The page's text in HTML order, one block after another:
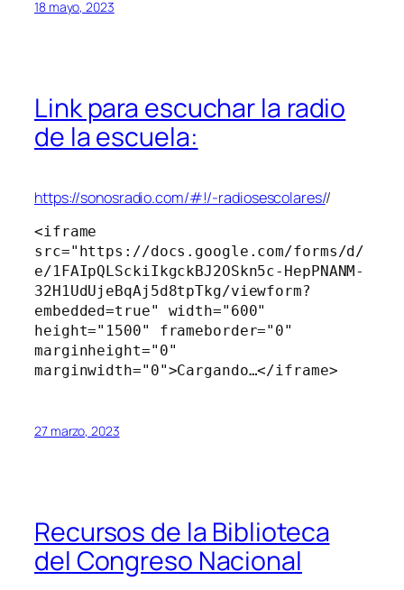
18 mayo, 2023
Link para escuchar la radio
de la escuela:
https://sonosradio.com/#!/-radiosescolares//
<iframe
src="https://docs.google.com/forms/d/
e/1FAIpQLSckiIkgckBJ2OSkn5c-HepPNANM-
32H1UdUjeBqAj5d8tpTkg/viewform?
embedded=true" width="600"
height="1500" frameborder="0"
marginheight="0"
marginwidth="0">Cargando…</iframe>
27 marzo, 2023
Recursos de la Biblioteca
del Congreso Nacional